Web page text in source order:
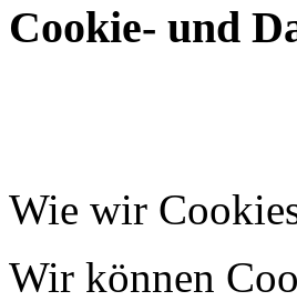
Cookie- und
Wie wir
Wir können